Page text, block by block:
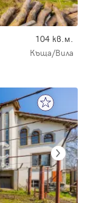
104 кв.м.
Къща/Вила